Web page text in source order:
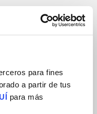
para fines
a partir de tus
para más